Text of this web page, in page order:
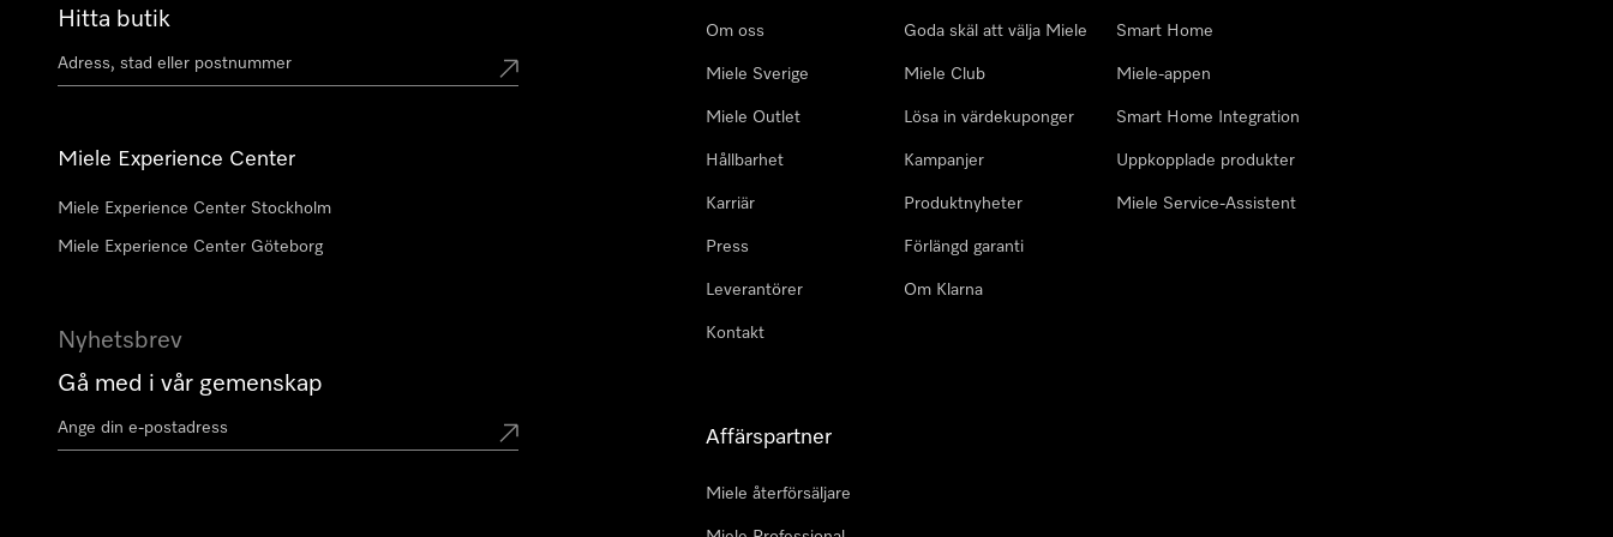
Hitta butik
Miele Experience Center
Miele Experience Center Stockholm
Miele Experience Center Göteborg
Nyhetsbrev
Gå med i vår gemenskap
Om oss
Miele Sverige
Miele Outlet
Hållbarhet
Karriär
Press
Leverantörer
Kontakt
Goda skäl att välja Miele
Miele Club
Lösa in värdekuponger
Kampanjer
Produktnyheter
Förlängd garanti
Om Klarna
Smart Home
Miele-appen
Smart Home Integration
Uppkopplade produkter
Miele Service-Assistent
Affärspartner
Miele återförsäljare